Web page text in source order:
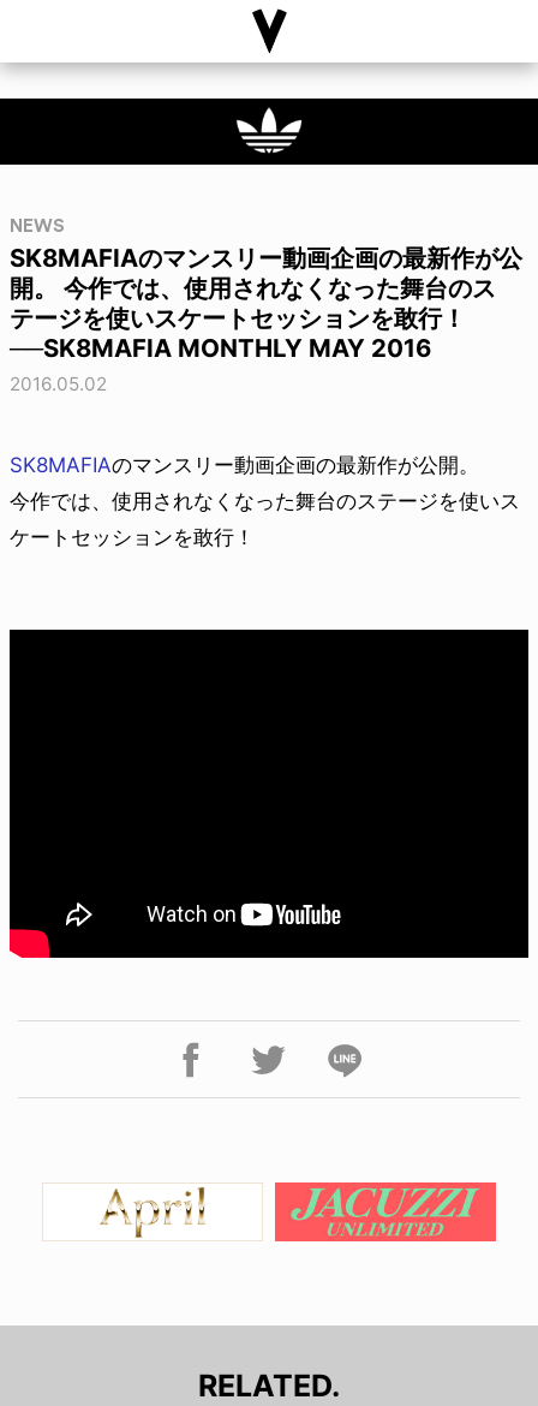
NEWS
SK8MAFIAのマンスリー動画企画の最新作が公
開。 今作では、使用されなくなった舞台のス
テージを使いスケートセッションを敢行！
──SK8MAFIA MONTHLY MAY 2016
2016.05.02
SK8MAFIAのマンスリー動画企画の最新作が公開。
今作では、使用されなくなった舞台のステージを使いス
ケートセッションを敢行！
RELATED.